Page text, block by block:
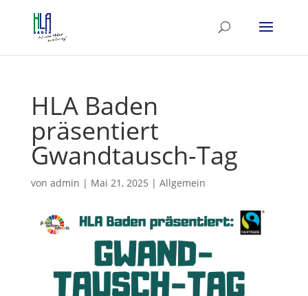
HLA Baden
präsentiert
Gwandtausch-Tag
von admin | Mai 21, 2025 | Allgemein